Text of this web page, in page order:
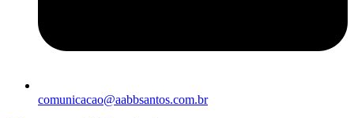
comunicacao@aabbsantos.com.br